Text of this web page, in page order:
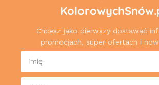
Chcesz jako pierwszy dostawać
promocjach, super ofertach i